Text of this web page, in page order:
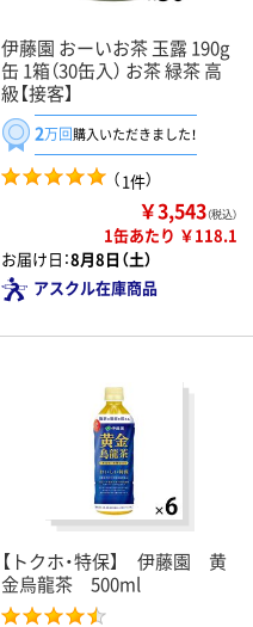
伊藤園 おーいお茶 玉露 190g
缶 1箱（30缶入） お茶 緑茶 高
級【接客】
2万回購入いただきました！
（1件）
￥3,543（税込）
1缶あたり ￥118.1
お届け日：8月8日（土）
アスクル在庫商品
【トクホ・特保】 伊藤園 黄
金烏龍茶 500ml